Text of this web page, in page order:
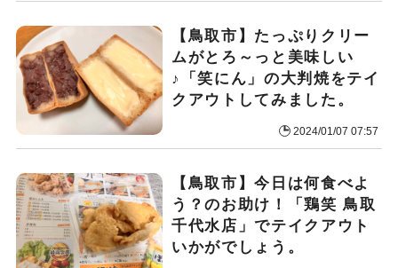
【鳥取市】たっぷりクリー
ムがとろ～っと美味しい
♪「笑にん」の大判焼をテイ
クアウトしてみました。
2024/01/07 07:57
【鳥取市】今日は何食べよ
う？のお助け！「鶏笑 鳥取
千代水店」でテイクアウト
いかがでしょう。